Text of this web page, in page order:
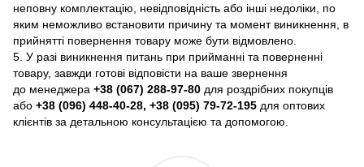
неповну комплектацію, невідповідність або інші недоліки, по
яким неможливо встановити причину та момент виникнення, в
прийнятті повернення товару може бути відмовлено.
5. У разі виникнення питань при прийманні та поверненні
товару, завжди готові відповісти на ваше звернення
до менеджера +38 (067) 288-97-80 для роздрібних покупців
або +38 (096) 448-40-28, +38 (095) 79-72-195 для оптових
клієнтів за детальною консультацією та допомогою.